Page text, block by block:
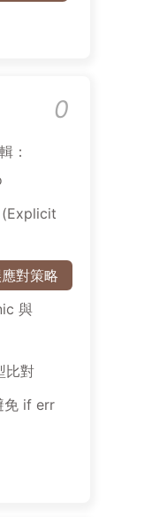
0
：
(Explicit
對策略
與
比對
免 if err